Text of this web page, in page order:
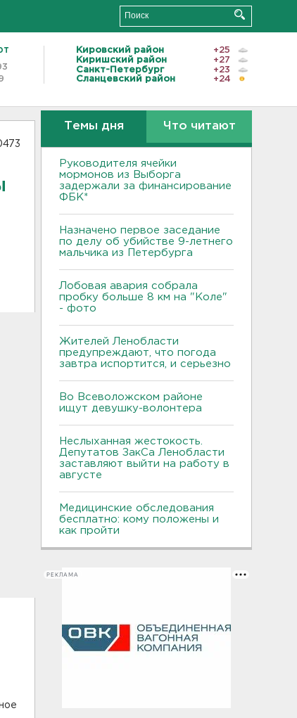
Кировский район
+25
Киришский район
+27
Санкт-Петербург
+23
Сланцевский район
+24
Темы дня Что читают
Руководителя ячейки
мормонов из Выборга
задержали за финансирование
ФБК*
Назначено первое заседание
по делу об убийстве 9-летнего
мальчика из Петербурга
Лобовая авария собрала
пробку больше 8 км на "Коле"
- фото
Жителей Ленобласти
предупреждают, что погода
завтра испортится, и серьезно
Во Всеволожском районе
ищут девушку-волонтера
Неслыханная жестокость.
Депутатов ЗакСа Ленобласти
заставляют выйти на работу в
августе
Медицинские обследования
бесплатно: кому положены и
как пройти
РЕКЛАМА